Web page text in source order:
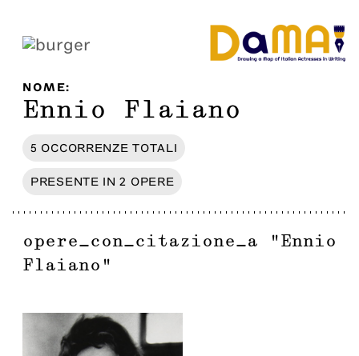
NOME:
Ennio Flaiano
5 OCCORRENZE TOTALI
PRESENTE IN 2 OPERE
opere_con_citazione_a " Ennio
Flaiano "